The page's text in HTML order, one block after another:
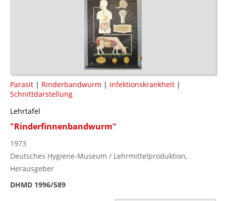
Parasit | Rinderbandwurm | Infektionskrankheit |
Schnittdarstellung
Lehrtafel
"Rinderfinnenbandwurm"
1973
Deutsches Hygiene-Museum / Lehrmittelproduktion,
Herausgeber
DHMD 1996/589